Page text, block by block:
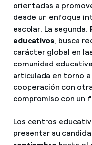
orientadas a
desde un enfoque
escolar. La segunda,
educativos, busca
carácter global en
comunidad
articulada en torno
cooperación con
compromiso con un
Los centros
presentar su